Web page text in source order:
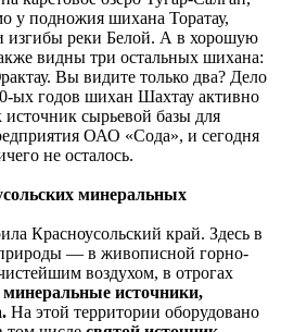
у подножия шихана Торатау,
изгибы реки Белой. А в хорошую
видны три остальных шихана:
Вы видите только два? Дело
ых годов шихан Шахтау активно
источник сырьевой базы для
ОАО «Сода», и сегодня
не осталось.
минеральных
Красноусольский край. Здесь в
— в живописной горно-
воздухом, в отрогах
минеральные источники,
На этой территории оборудовано